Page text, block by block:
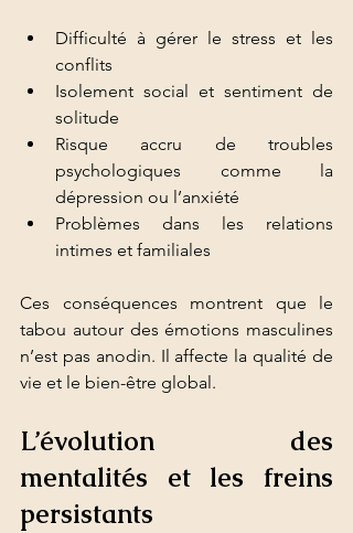
Difficulté à gérer le stress et les
conflits
Isolement social et sentiment de
solitude
Risque accru de troubles
psychologiques comme la
dépression ou l’anxiété
Problèmes dans les relations
intimes et familiales
Ces conséquences montrent que le
tabou autour des émotions masculines
n’est pas anodin. Il affecte la qualité de
vie et le bien-être global.
L’évolution des
mentalités et les freins
persistants